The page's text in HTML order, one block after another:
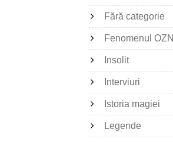
Fără categorie
Fenomenul OZN
Insolit
Interviuri
Istoria magiei
Legende